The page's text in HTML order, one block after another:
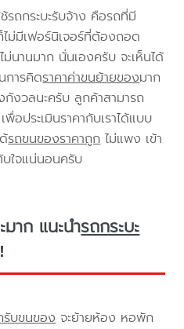
รถกระบะรับจ้าง คือรถที่มี
ม่มีเฟอร์นิเจอร์ที่ต้องถอด
ม่นานมาก นั่นเองครับ จะเห็นได้
การคิดราคาค่าขนย้ายของมาก
งวลนะครับ ลูกค้าสามารถ
อประเมินราคากับเราได้แบบ
รถขนของราคาถูก ไม่แพง เข้า
ใจแน่นอนครับ
าก แนะนำรถกระบะ
รับขนของจะย้ายห้อง หอพัก